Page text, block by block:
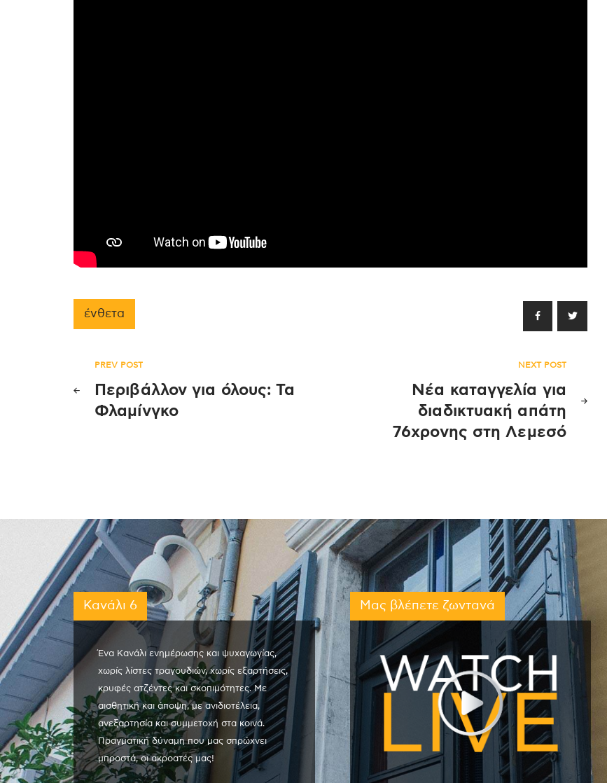
ένθετα
Πλοήγηση
άρθρων
PREV POST
Περιβάλλον για όλους: Τα
Φλαμίνγκο
NEXT POST
Νέα καταγγελία για
διαδικτυακή απάτη
76χρονης στη Λεμεσό
Κανάλι 6
Ένα Κανάλι ενημέρωσης και ψυχαγωγίας,
χωρίς λίστες τραγουδιών, χωρίς εξαρτήσεις,
κρυφές ατζέντες και σκοπιμότητες. Με
αισθητική και άποψη, με ανιδιοτέλεια,
ανεξαρτησία και συμμετοχή στα κοινά.
Πραγματική δύναμη που μας σπρώχνει
μπροστά, οι ακροατές μας!
Μας βλέπετε ζωντανά